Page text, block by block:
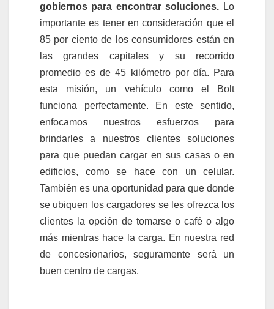
gobiernos para encontrar soluciones. Lo
importante es tener en consideración que el
85 por ciento de los consumidores están en
las grandes capitales y su recorrido
promedio es de 45 kilómetro por día. Para
esta misión, un vehículo como el Bolt
funciona perfectamente. En este sentido,
enfocamos nuestros esfuerzos para
brindarles a nuestros clientes soluciones
para que puedan cargar en sus casas o en
edificios, como se hace con un celular.
También es una oportunidad para que donde
se ubiquen los cargadores se les ofrezca los
clientes la opción de tomarse o café o algo
más mientras hace la carga. En nuestra red
de concesionarios, seguramente será un
buen centro de cargas.